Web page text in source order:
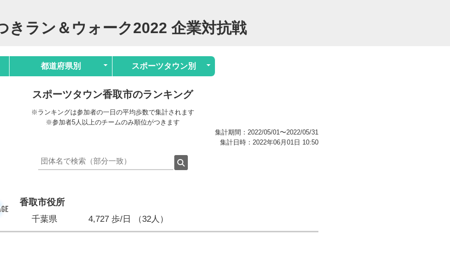
きラン＆ウォーク2022 企業対抗戦
都道府県別 スポーツタウン別
スポーツタウン香取市のランキング
※ランキングは参加者の一日の平均歩数で集計されます
※参加者5人以上のチームのみ順位がつきます
集計期間：2022/05/01〜2022/05/31
集計日時：2022年06月01日 10:50
香取市役所
千葉県 4,727 歩/日 （32人）